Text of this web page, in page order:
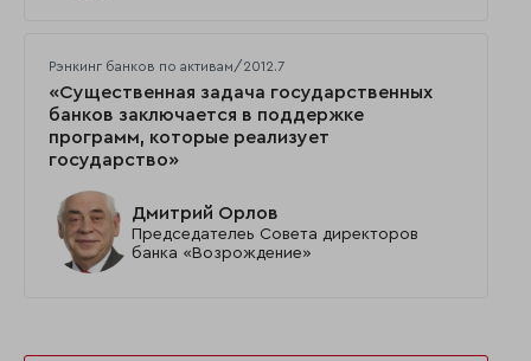
Рэнкинг банков по активам/2012.7
«Существенная задача государственных
банков заключается в поддержке
программ, которые реализует
государство»
Дмитрий Орлов
Председателеь Совета директоров
банка «Возрождение»